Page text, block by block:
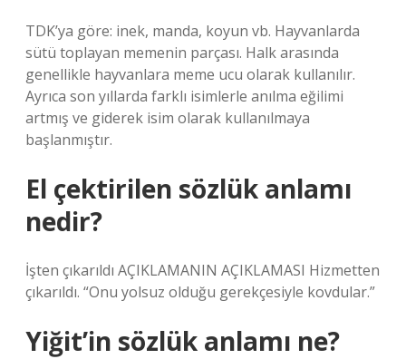
TDK’ya göre: inek, manda, koyun vb. Hayvanlarda
sütü toplayan memenin parçası. Halk arasında
genellikle hayvanlara meme ucu olarak kullanılır.
Ayrıca son yıllarda farklı isimlerle anılma eğilimi
artmış ve giderek isim olarak kullanılmaya
başlanmıştır.
El çektirilen sözlük anlamı
nedir?
İşten çıkarıldı AÇIKLAMANIN AÇIKLAMASI Hizmetten
çıkarıldı. “Onu yolsuz olduğu gerekçesiyle kovdular.”
Yiğit’in sözlük anlamı ne?